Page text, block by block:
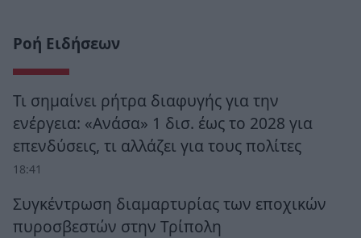
Ροή Ειδήσεων
Τι σημαίνει ρήτρα διαφυγής για την
ενέργεια: «Ανάσα» 1 δισ. έως το 2028 για
επενδύσεις, τι αλλάζει για τους πολίτες
18:41
Συγκέντρωση διαμαρτυρίας των εποχικών
πυροσβεστών στην Τρίπολη